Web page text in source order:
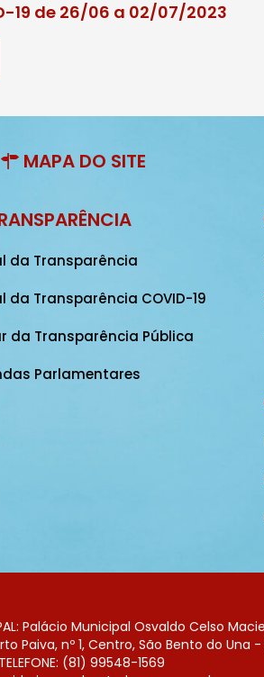
19 de 26/06 a 02/07/2023
MAPA DO SITE
da Transparência
da Transparência COVID-19
da Transparência Pública
Parlamentares
Palácio Municipal Osvaldo Celso
Paiva, nº 1, Centro, São Bento do Una -
TELEFONE: (81) 99548-1569